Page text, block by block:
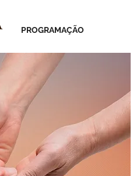
PROGRAMAÇÃO